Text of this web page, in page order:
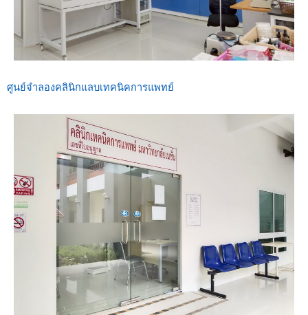
ศูนย์จำลองคลินิกแลบเทคนิคการแพทย์